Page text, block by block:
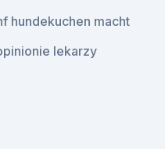
hundekuchen macht
lekarzy